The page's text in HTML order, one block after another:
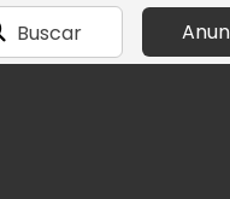
Buscar